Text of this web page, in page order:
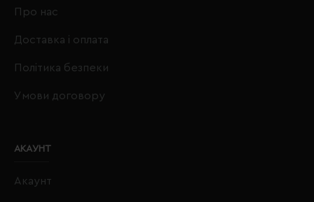
Про нас
Доставка і оплата
Політика безпеки
Умови договору
АКАУНТ
Акаунт